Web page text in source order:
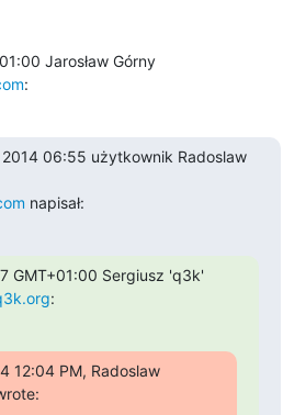
2014-11-21 7:04 GMT+01:00 Jarosław Górny
:
06:55 użytkownik Radoslaw
napisał:
GMT+01:00 Sergiusz 'q3k'
:
12:04 PM, Radoslaw